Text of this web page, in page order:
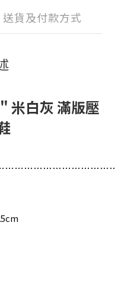
送貨及付款方式
白灰 滿版壓
……………………………